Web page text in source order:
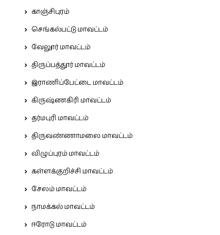
காஞ்சிபுரம்
செங்கல்பட்டு மாவட்டம்
வேலூர் மாவட்டம்
திருப்பத்தூர் மாவட்டம்
இராணிப்பேட்டை மாவட்டம்
கிருஷ்ணகிரி மாவட்டம்
தர்மபுரி மாவட்டம்
திருவண்ணாமலை மாவட்டம்
விழுப்புரம் மாவட்டம்
கள்ளக்குறிச்சி மாவட்டம்
சேலம் மாவட்டம்
நாமக்கல் மாவட்டம்
ஈரோடு மாவட்டம்